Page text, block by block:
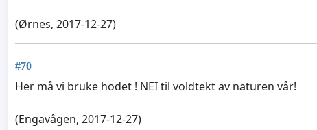
(Ørnes, 2017-12-27)
#70
Her må vi bruke hodet ! NEI til voldtekt av naturen vår!
(Engavågen, 2017-12-27)